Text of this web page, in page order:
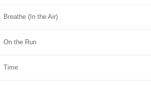
Breathe (In the Air)
On the Run
Time